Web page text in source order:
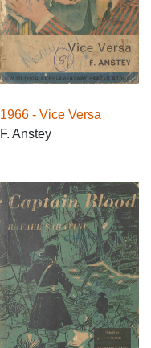
1966 - Vice Versa
F. Anstey